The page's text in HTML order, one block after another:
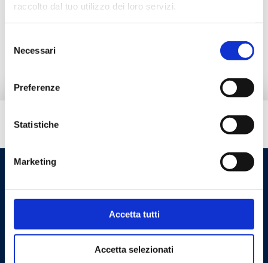
raccolto dal tuo utilizzo dei loro servizi.
delNecessari
Preferenze
Statistiche
Marketing
Accetta tutti
Accetta selezionati